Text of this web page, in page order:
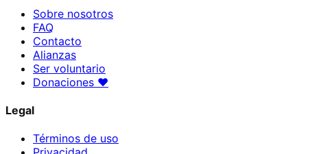
Sobre nosotros
FAQ
Contacto
Alianzas
Ser voluntario
Donaciones ♥
Legal
Términos de uso